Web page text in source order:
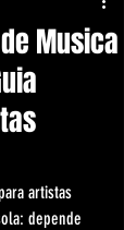
Musica
artistas
depende